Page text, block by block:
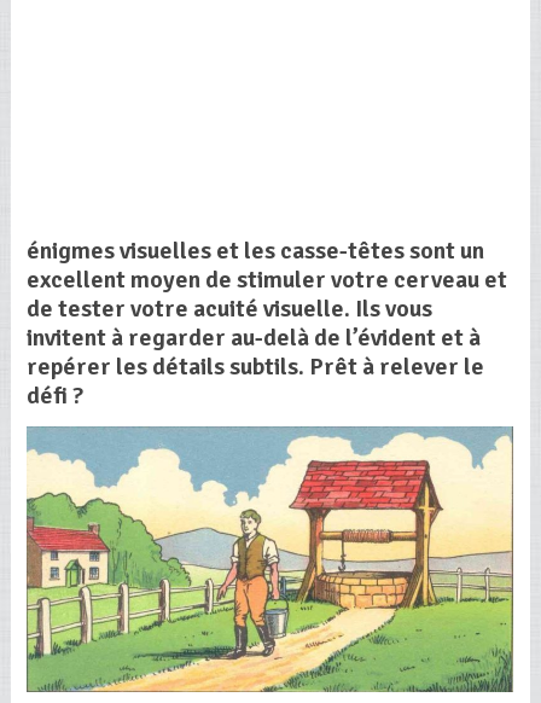
énigmes visuelles et les casse-têtes sont un
excellent moyen de stimuler votre cerveau et
de tester votre acuité visuelle. Ils vous
invitent à regarder au-delà de l’évident et à
repérer les détails subtils. Prêt à relever le
défi ?